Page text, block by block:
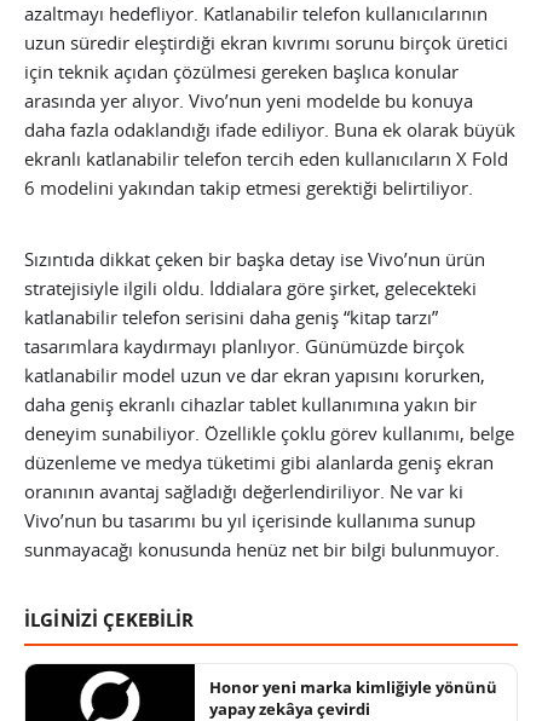
azaltmayı hedefliyor. Katlanabilir telefon kullanıcılarının
uzun süredir eleştirdiği ekran kıvrımı sorunu birçok üretici
için teknik açıdan çözülmesi gereken başlıca konular
arasında yer alıyor. Vivo’nun yeni modelde bu konuya
daha fazla odaklandığı ifade ediliyor. Buna ek olarak büyük
ekranlı katlanabilir telefon tercih eden kullanıcıların X Fold
6 modelini yakından takip etmesi gerektiği belirtiliyor.
Sızıntıda dikkat çeken bir başka detay ise Vivo’nun ürün
stratejisiyle ilgili oldu. İddialara göre şirket, gelecekteki
katlanabilir telefon serisini daha geniş “kitap tarzı”
tasarımlara kaydırmayı planlıyor. Günümüzde birçok
katlanabilir model uzun ve dar ekran yapısını korurken,
daha geniş ekranlı cihazlar tablet kullanımına yakın bir
deneyim sunabiliyor. Özellikle çoklu görev kullanımı, belge
düzenleme ve medya tüketimi gibi alanlarda geniş ekran
oranının avantaj sağladığı değerlendiriliyor. Ne var ki
Vivo’nun bu tasarımı bu yıl içerisinde kullanıma sunup
sunmayacağı konusunda henüz net bir bilgi bulunmuyor.
İLGİNİZİ ÇEKEBİLİR
Honor yeni marka kimliğiyle yönünü
yapay zekâya çevirdi